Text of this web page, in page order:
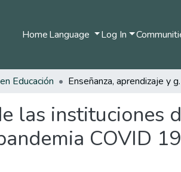
HomeLanguage Log In
Educación Enseñanza, aprendizaje y gestión de
las instituciones
COVID